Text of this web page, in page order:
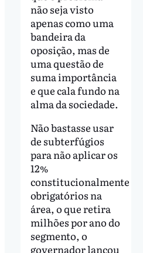
não seja visto
apenas como uma
bandeira da
oposição, mas de
uma questão de
suma importância
e que cala fundo na
alma da sociedade.
Não bastasse usar
de subterfúgios
para não aplicar os
12%
constitucionalmente
obrigatórios na
área, o que retira
milhões por ano do
segmento, o
governador lançou